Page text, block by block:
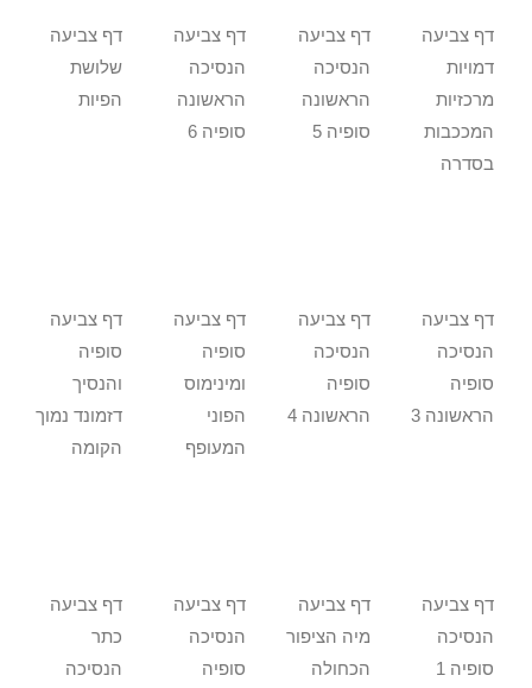
דף צביעה
שלושת
הפיות
דף צביעה
הנסיכה
הראשונה
סופיה 6
דף צביעה
הנסיכה
הראשונה
סופיה 5
דף צביעה
דמויות
מרכזיות
המככבות
בסדרה
דף צביעה
סופיה
והנסיך
דזמונד נמוך
הקומה
דף צביעה
סופיה
ומינימוס
הפוני
המעופף
דף צביעה
הנסיכה
סופיה
הראשונה 4
דף צביעה
הנסיכה
סופיה
הראשונה 3
דף צביעה
כתר
הנסיכה
דף צביעה
הנסיכה
סופיה
דף צביעה
מיה הציפור
הכחולה
דף צביעה
הנסיכה
סופיה 1